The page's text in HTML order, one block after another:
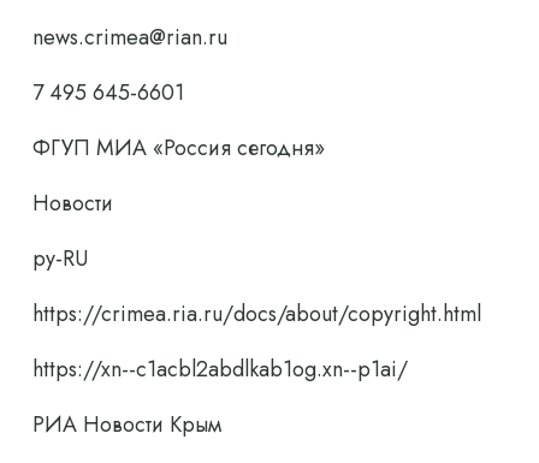
news.crimea@rian.ru
7 495 645-6601
ФГУП МИА «Россия сегодня»
Новости
ру-RU
https://crimea.ria.ru/docs/about/copyright.html
https://xn--c1acbl2abdlkab1og.xn--p1ai/
РИА Новости Крым